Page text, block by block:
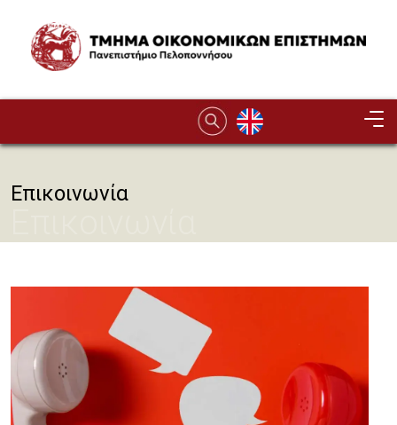
Image
Επικοινωνία